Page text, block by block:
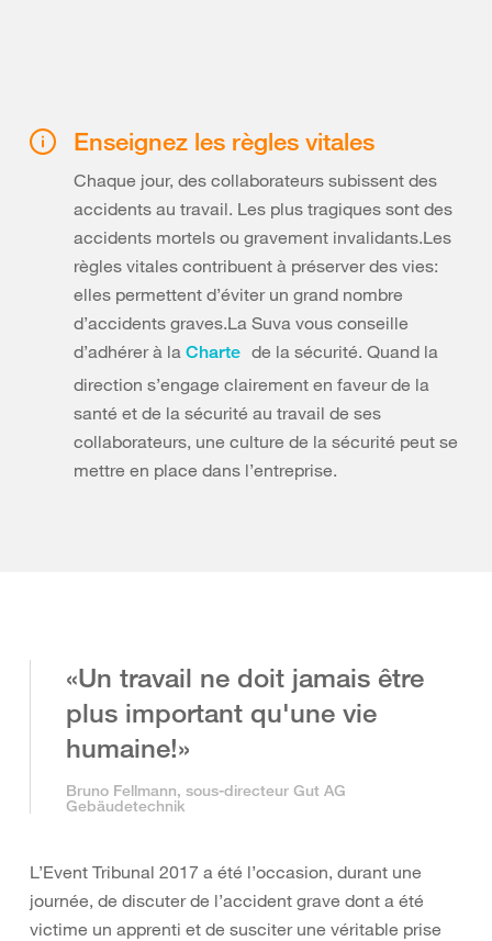
Enseignez les règles vitales
Chaque jour, des collaborateurs subissent des
accidents au travail. Les plus tragiques sont des
accidents mortels ou gravement invalidants.Les
règles vitales contribuent à préserver des vies:
elles permettent d’éviter un grand nombre
d’accidents graves.La Suva vous conseille
d’adhérer à la Charte de la sécurité. Quand la
direction s’engage clairement en faveur de la
santé et de la sécurité au travail de ses
collaborateurs, une culture de la sécurité peut se
mettre en place dans l’entreprise.
«Un travail ne doit jamais être
plus important qu'une vie
humaine!»
Bruno Fellmann, sous-directeur Gut AG
Gebäudetechnik
L’Event Tribunal 2017 a été l’occasion, durant une
journée, de discuter de l’accident grave dont a été
victime un apprenti et de susciter une véritable prise